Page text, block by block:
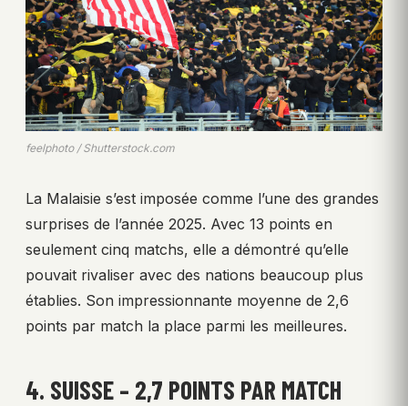
feelphoto / Shutterstock.com
La Malaisie s’est imposée comme l’une des grandes
surprises de l’année 2025. Avec 13 points en
seulement cinq matchs, elle a démontré qu’elle
pouvait rivaliser avec des nations beaucoup plus
établies. Son impressionnante moyenne de 2,6
points par match la place parmi les meilleures.
4. SUISSE – 2,7 POINTS PAR MATCH